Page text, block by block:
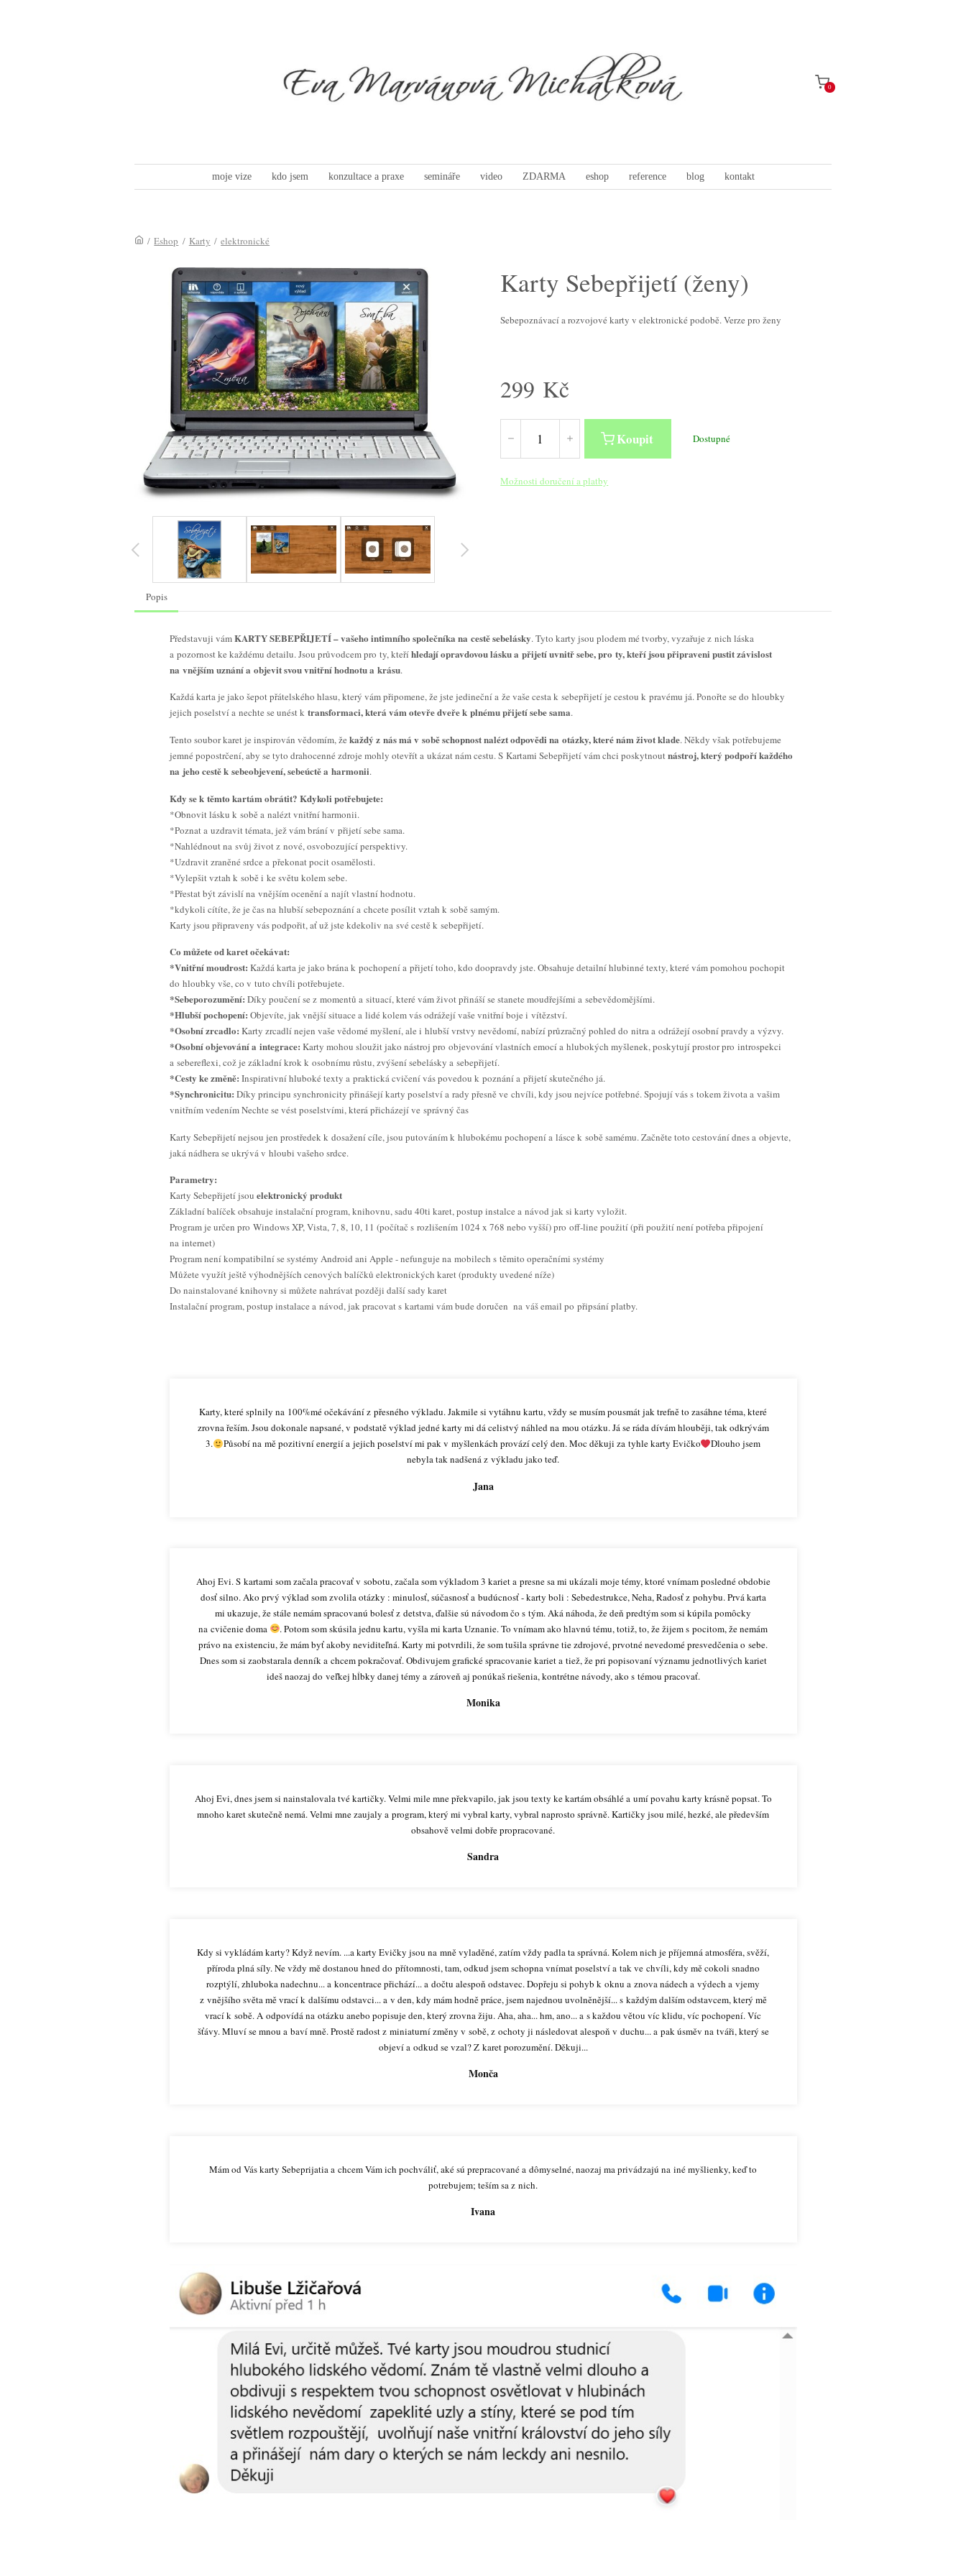
0
moje vize kdo jsem konzultace a praxe semináře video ZDARMA eshop reference blog kontakt
/ Eshop / Karty / elektronické
Karty Sebepřijetí (ženy)
Sebepoznávací a rozvojové karty v elektronické podobě. Verze pro ženy
299 Kč
Koupit Dostupné
Možnosti doručení a platby
Popis
Představuji vámKARTY SEBEPŘIJETÍ – vašeho intimního společníka na cestě sebelásky. Tyto karty jsou plodem mé tvorby, vyzařuje z nich láska
a pozornost ke každému detailu. Jsou průvodcem pro ty, kteříhledají opravdovou lásku a přijetí uvnitř sebe, pro ty, kteří jsou připraveni pustit závislost
na vnějším uznání a objevit svou vnitřní hodnotu a krásu.
Každá karta je jako šepot přátelského hlasu, který vám připomene, že jste jedineční a že vaše cesta k sebepřijetí je cestou k pravému já. Ponořte se do hloubky
jejich poselství a nechte se unést k transformaci, která vám otevře dveře k plnému přijetí sebe sama.
Tento soubor karet je inspirován vědomím, že každý z nás má v sobě schopnost nalézt odpovědi na otázky, které nám život klade. Někdy však potřebujeme
jemné popostrčení, aby se tyto drahocenné zdroje mohly otevřít a ukázat nám cestu. S Kartami Sebepřijetí vám chci poskytnoutnástroj, který podpoří každého
na jeho cestě k sebeobjevení, sebeúctě a harmonii.
Kdy se k těmto kartám obrátit? Kdykoli potřebujete:
*Obnovit lásku k sobě a nalézt vnitřní harmonii.
*Poznat a uzdravit témata, jež vám brání v přijetí sebe sama.
*Nahlédnout na svůj život z nové, osvobozující perspektivy.
*Uzdravit zraněné srdce a překonat pocit osamělosti.
*Vylepšit vztah k sobě i ke světu kolem sebe.
*Přestat být závislí na vnějším ocenění a najít vlastní hodnotu.
*kdykoli cítíte, že je čas na hlubší sebepoznání a chcete posílit vztah k sobě samým.
Karty jsou připraveny vás podpořit, ať už jste kdekoliv na své cestě k sebepřijetí.
Co můžete od karet očekávat:
*Vnitřní moudrost: Každá karta je jako brána k pochopení a přijetí toho, kdo doopravdy jste. Obsahuje detailní hlubinné texty, které vám pomohou pochopit
do hloubky vše, co v tuto chvíli potřebujete.
*Sebeporozumění: Díky poučení se z momentů a situací, které vám život přináší se stanete moudřejšími a sebevědomějšími.
*Hlubší pochopení: Objevíte, jak vnější situace a lidé kolem vás odrážejí vaše vnitřní boje i vítězství.
*Osobní zrcadlo: Karty zrcadlí nejen vaše vědomé myšlení, ale i hlubší vrstvy nevědomí, nabízí průzračný pohled do nitra a odrážejí osobní pravdy a výzvy.
*Osobní objevování a integrace: Karty mohou sloužit jako nástroj pro objevování vlastních emocí a hlubokých myšlenek, poskytují prostor pro introspekci
a sebereflexi, což je základní krok k osobnímu růstu, zvýšení sebelásky a sebepřijetí.
*Cesty ke změně: Inspirativní hluboké texty a praktická cvičení vás povedou k poznání a přijetí skutečného já.
*Synchronicitu: Díky principu synchronicity přinášejí karty poselství a rady přesně ve chvíli, kdy jsou nejvíce potřebné. Spojují vás s tokem života a vašim
vnitřním vedením Nechte se vést poselstvími, která přicházejí ve správný čas
Karty Sebepřijetí nejsou jen prostředek k dosažení cíle, jsou putováním k hlubokému pochopení a lásce k sobě samému. Začněte toto cestování dnes a objevte,
jaká nádhera se ukrývá v hloubi vašeho srdce.
Parametry:
Karty Sebepřijetí jsou elektronický produkt
Základní balíček obsahuje instalační program, knihovnu, sadu 40ti karet, postup instalce a návod jak si karty vyložit.
Program je určen pro Windows XP, Vista, 7, 8, 10, 11 (počítač s rozlišením 1024 x 768 nebo vyšší) pro off-line použití (při použití není potřeba připojení
na internet)
Program není kompatibilní se systémy Android ani Apple - nefunguje na mobilech s těmito operačními systémy
Můžete využít ještě výhodnějších cenových balíčků elektronických karet (produkty uvedené níže)
Do nainstalované knihovny si můžete nahrávat později další sady karet
Instalační program, postup instalace a návod, jak pracovat s kartami vám bude doručen na váš email po připsání platby.
Karty, které splnily na 100%mé očekávání z přesného výkladu. Jakmile si vytáhnu kartu, vždy se musím pousmát jak trefně to zasáhne téma, které
zrovna řeším. Jsou dokonale napsané, v podstatě výklad jedné karty mi dá celistvý náhled na mou otázku. Já se ráda dívám hlouběji, tak odkrývám
3.
Působí na mě pozitivní energií a jejich poselství mi pak v myšlenkách provází celý den. Moc děkuji za tyhle karty Evičko
Dlouho jsem
nebyla tak nadšená z výkladu jako teď.
Jana
Ahoj Evi. S kartami som začala pracovať v sobotu, začala som výkladom 3 kariet a presne sa mi ukázali moje témy, ktoré vnímam posledné obdobie
dosť silno. Ako prvý výklad som zvolila otázky : minulosť, súčasnosť a budúcnosť - karty boli : Sebedestrukce, Neha, Radosť z pohybu. Prvá karta
mi ukazuje, že stále nemám spracovanú bolesť z detstva, ďalšie sú návodom čo s tým. Aká náhoda, že deň predtým som si kúpila pomôcky
na cvičenie doma
. Potom som skúsila jednu kartu, vyšla mi karta Uznanie. To vnímam ako hlavnú tému, totiž, to, že žijem s pocitom, že nemám
právo na existenciu, že mám byť akoby neviditeľná. Karty mi potvrdili, že som tušila správne tie zdrojové, prvotné nevedomé presvedčenia o sebe.
Dnes som si zaobstarala denník a chcem pokračovať. Obdivujem grafické spracovanie kariet a tiež, že pri popisovaní významu jednotlivých kariet
ideš naozaj do veľkej hĺbky danej témy a zároveň aj ponúkaš riešenia, kontrétne návody, ako s témou pracovať.
Monika
Ahoj Evi, dnes jsem si nainstalovala tvé kartičky. Velmi mile mne překvapilo, jak jsou texty ke kartám obsáhlé a umí povahu karty krásně popsat. To
mnoho karet skutečně nemá. Velmi mne zaujaly a program, který mi vybral karty, vybral naprosto správně. Kartičky jsou milé, hezké, ale především
obsahově velmi dobře propracované.
Sandra
Kdy si vykládám karty? Když nevím. ...a karty Evičky jsou na mně vyladěné, zatím vždy padla ta správná. Kolem nich je příjemná atmosféra, svěží,
příroda plná síly. Ne vždy mě dostanou hned do přítomnosti, tam, odkud jsem schopna vnímat poselství a tak ve chvíli, kdy mě cokoli snadno
rozptýlí, zhluboka nadechnu... a koncentrace přichází... a dočtu alespoň odstavec. Dopřeju si pohyb k oknu a znova nádech a výdech a vjemy
z vnějšího světa mě vrací k dalšímu odstavci... a v den, kdy mám hodně práce, jsem najednou uvolněnější... s každým dalším odstavcem, který mě
vrací k sobě. A odpovídá na otázku anebo popisuje den, který zrovna žiju. Aha, aha... hm, ano... a s každou větou víc klidu, víc pochopení. Víc
šťávy. Mluví se mnou a baví mně. Prostě radost z miniaturní změny v sobě, z ochoty ji následovat alespoň v duchu... a pak úsměv na tváři, který se
objeví a odkud se vzal? Z karet porozumění. Děkuji...
Monča
Mám od Vás karty Sebeprijatia a chcem Vám ich pochváliť, aké sú prepracované a dômyselné, naozaj ma privádzajú na iné myšlienky, keď to
potrebujem; teším sa z nich.
Ivana